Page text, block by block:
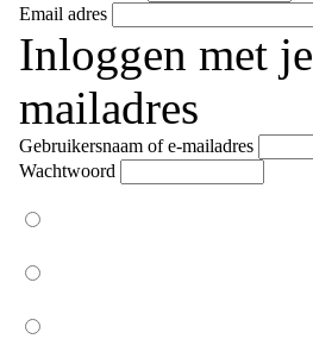
Email adres
Inloggen met je
mailadres
Gebruikersnaam of e-mailadres
Wachtwoord